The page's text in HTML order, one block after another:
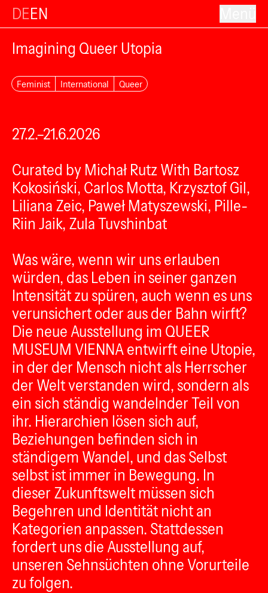
DEEN
Imagining Queer Utopia
Feminist International Queer
27.2.–21.6.2026
Curated by Michał Rutz With Bartosz
Kokosiński, Carlos Motta, Krzysztof Gil,
Liliana Zeic, Paweł Matyszewski, Pille-
Riin Jaik, Zula Tuvshinbat
Was wäre, wenn wir uns erlauben
würden, das Leben in seiner ganzen
Intensität zu spüren, auch wenn es uns
verunsichert oder aus der Bahn wirft?
Die neue Ausstellung im QUEER
MUSEUM VIENNA entwirft eine Utopie,
in der der Mensch nicht als Herrscher
der Welt verstanden wird, sondern als
ein sich ständig wandelnder Teil von
ihr. Hierarchien lösen sich auf,
Beziehungen befinden sich in
ständigem Wandel, und das Selbst
selbst ist immer in Bewegung. In
dieser Zukunftswelt müssen sich
Begehren und Identität nicht an
Kategorien anpassen. Stattdessen
fordert uns die Ausstellung auf,
unseren Sehnsüchten ohne Vorurteile
zu folgen.